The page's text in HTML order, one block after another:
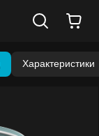
Характеристики